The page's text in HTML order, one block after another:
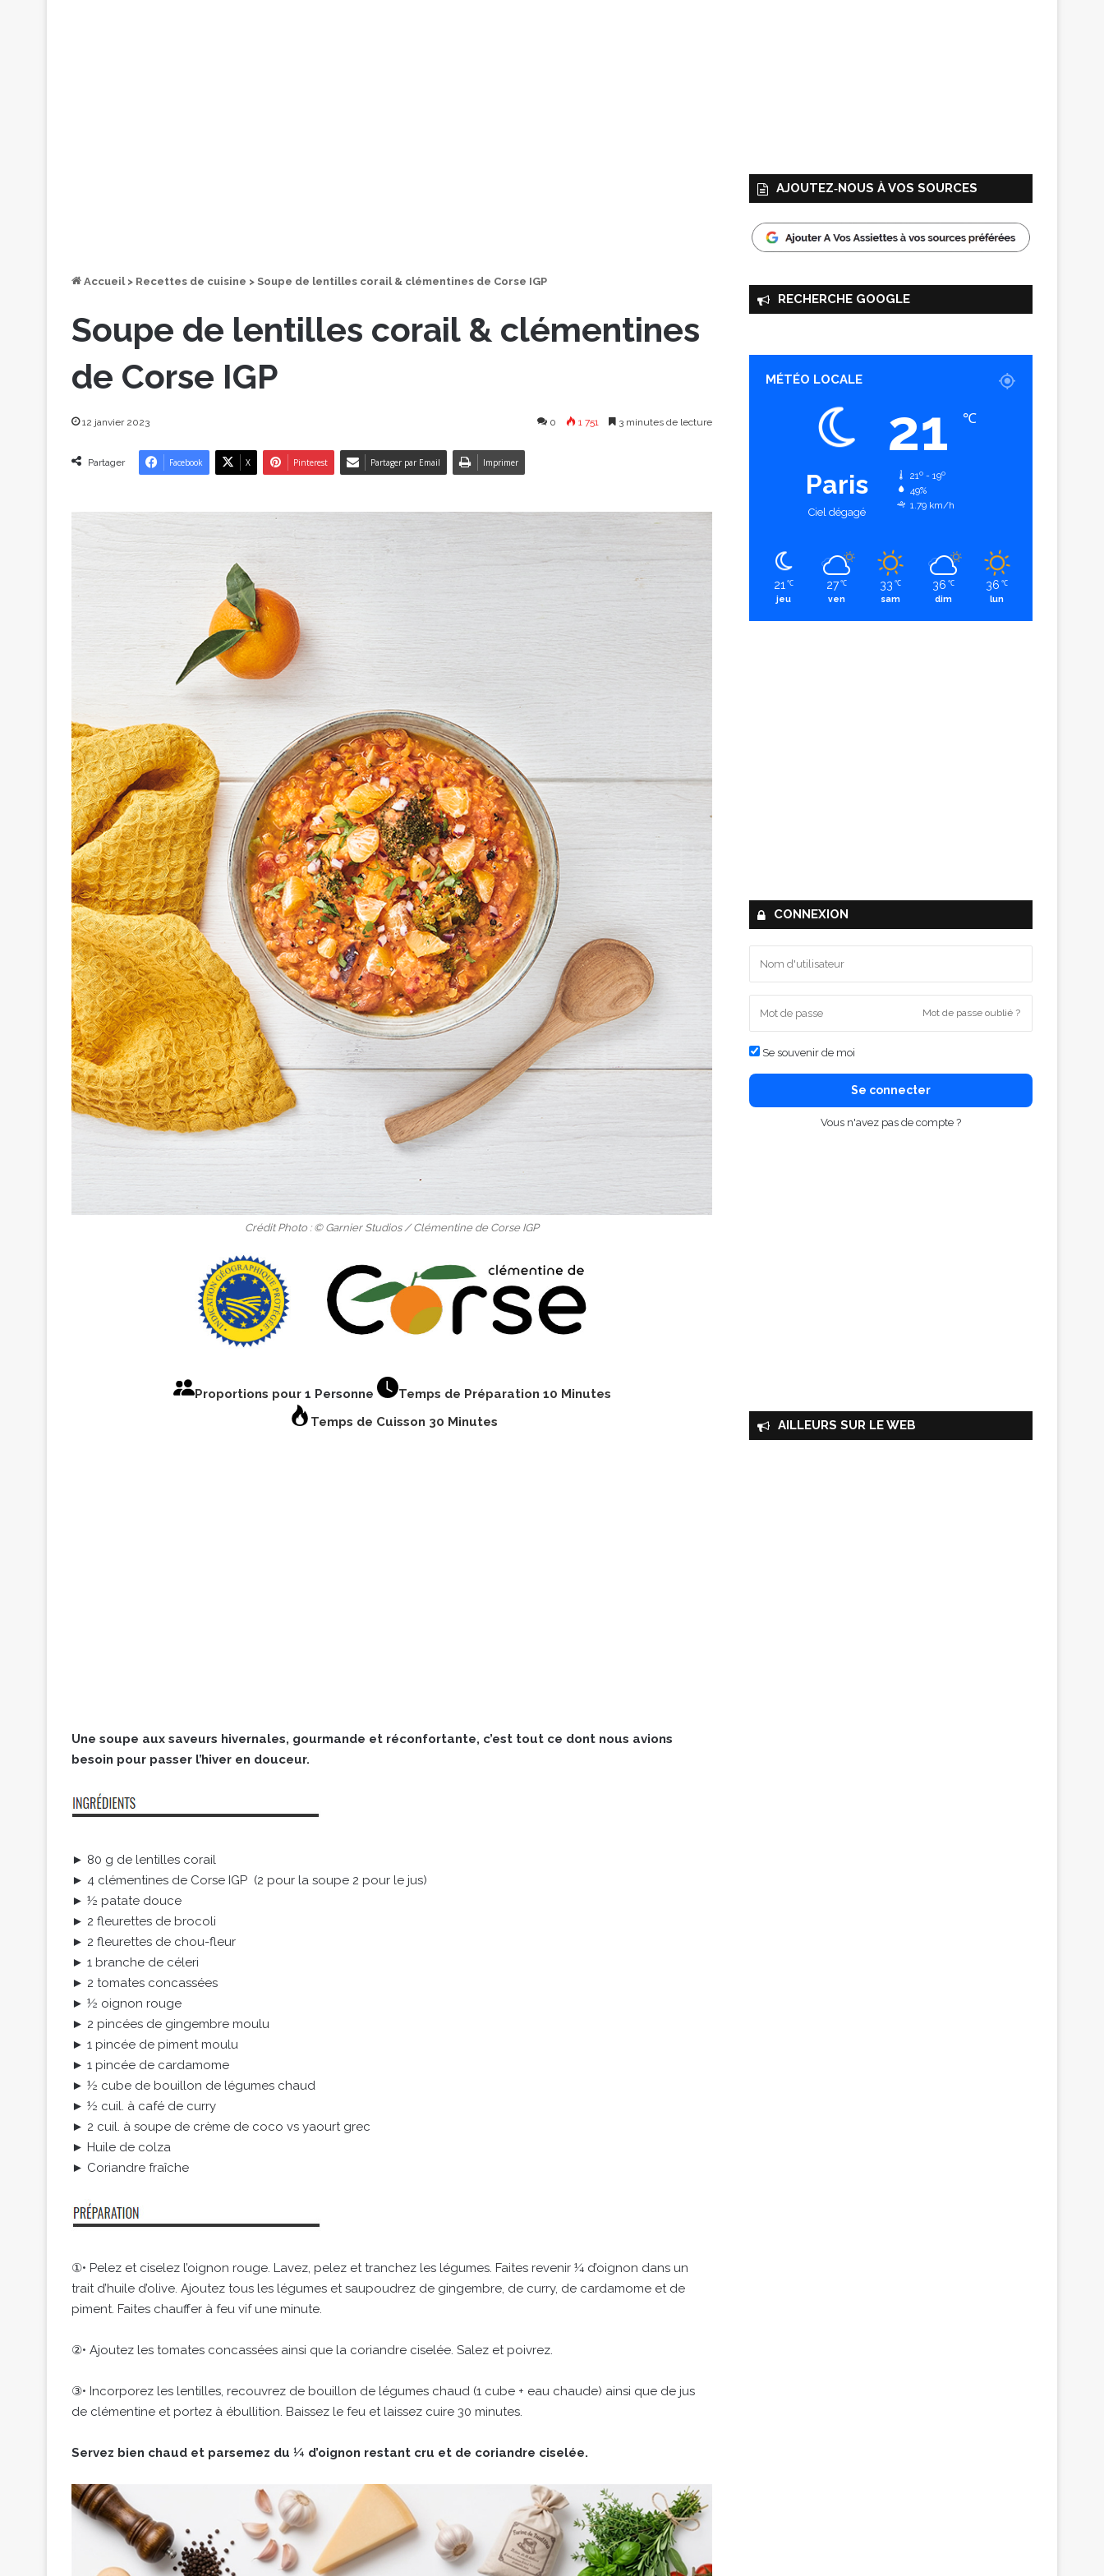
Accueil > Recettes de cuisine > Soupe de lentilles corail & clémentines de Corse IGP
Soupe de lentilles corail & clémentines
de Corse IGP
12 janvier 2023 0 1 751 3 minutes de lecture
Partager Facebook X Pinterest Partager par Email Imprimer
Crédit Photo : © Garnier Studios / Clémentine de Corse IGP
Proportions pour 1 Personne
Temps de Préparation 10 Minutes
Temps de Cuisson 30 Minutes
Une soupe aux saveurs hivernales, gourmande et réconfortante, c’est tout ce dont nous avions
besoin pour passer l’hiver en douceur.
► 80 g de lentilles corail
► 4 clémentines de Corse IGP (2 pour la soupe 2 pour le jus)
► ½ patate douce
► 2 fleurettes de brocoli
► 2 fleurettes de chou-fleur
► 1 branche de céleri
► 2 tomates concassées
► ½ oignon rouge
► 2 pincées de gingembre moulu
► 1 pincée de piment moulu
► 1 pincée de cardamome
► ½ cube de bouillon de légumes chaud
► ½ cuil. à café de curry
► 2 cuil. à soupe de crème de coco vs yaourt grec
► Huile de colza
► Coriandre fraîche
①• Pelez et ciselez l’oignon rouge. Lavez, pelez et tranchez les légumes. Faites revenir ¼ d’oignon dans un
trait d’huile d’olive. Ajoutez tous les légumes et saupoudrez de gingembre, de curry, de cardamome et de
piment. Faites chauffer à feu vif une minute.
②• Ajoutez les tomates concassées ainsi que la coriandre ciselée. Salez et poivrez.
③• Incorporez les lentilles, recouvrez de bouillon de légumes chaud (1 cube + eau chaude) ainsi que de jus
de clémentine et portez à ébullition. Baissez le feu et laissez cuire 30 minutes.
Servez bien chaud et parsemez du ¼ d’oignon restant cru et de coriandre ciselée.
AJOUTEZ‑NOUS À VOS SOURCES
RECHERCHE GOOGLE
MÉTÉO LOCALE
Paris
Ciel dégagé
21 ℃
21º - 19º
49%
1.79 km/h
21 ℃
jeu
27 ℃
ven
33 ℃
sam
36 ℃
dim
36 ℃
lun
CONNEXION
Mot de passe oublié ?
Se souvenir de moi
Se connecter
Vous n'avez pas de compte ?
AILLEURS SUR LE WEB